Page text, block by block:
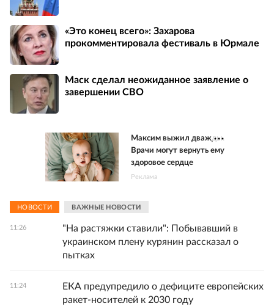
«Это конец всего»: Захарова
прокомментировала фестиваль в Юрмале
Маск сделал неожиданное заявление о
завершении СВО
Максим выжил дважды.
Врачи могут вернуть ему
здоровое сердце
Реклама
НОВОСТИ ВАЖНЫЕ НОВОСТИ
11:26
"На растяжки ставили": Побывавший в
украинском плену курянин рассказал о
пытках
11:24
ЕКА предупредило о дефиците европейских
ракет-носителей к 2030 году